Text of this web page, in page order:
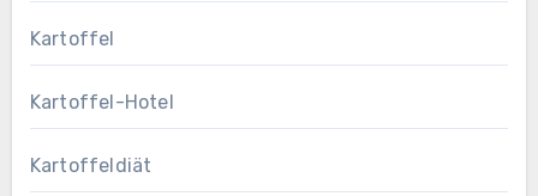
Kartoffel
Kartoffel-Hotel
Kartoffeldiät